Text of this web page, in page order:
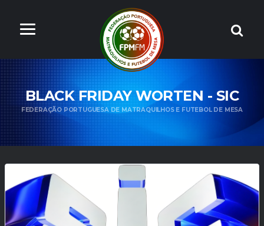
BLACK FRIDAY WORTEN - SIC
FEDERAÇÃO PORTUGUESA DE MATRAQUILHOS E FUTEBOL DE MESA